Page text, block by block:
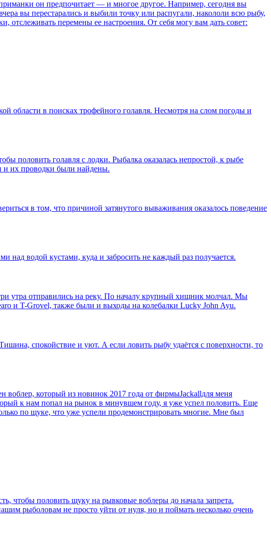
он предпочитает — и многое другое. Например, сегодня вы
вы перестарались и выбили точку или распугали, накололи всю рыбу,
отслеживать перемены ее настроения. От себя могу вам дать совет:
области в поисках трофейного голавля. Несмотря на слом погоды и
половить голавля с лодки. Рыбалка оказалась непростой, к рыбе
и их проводки были найдены.
в том, что причиной затянутого вываживания оказалось поведение
водой кустами, куда и забросить не каждый раз получается.
утра отправились на реку. По началу крупный хищник молчал. Мы
и T-Grovel, также были и выходы на колебалки Lucky John Ayu.
спокойствие и уют. А если ловить рыбу удаётся с поверхности, то
воблер, который из новинок 2017 года от фирмыJackallдля меня
к нам попал на рынок в минувшем году, я уже успел половить. Еще
по щуке, что уже успели продемонстрировать многие. Мне был
чтобы половить щуку на рывковые воблеры до начала запрета.
рыболовам не просто уйти от нуля, но и поймать несколько очень